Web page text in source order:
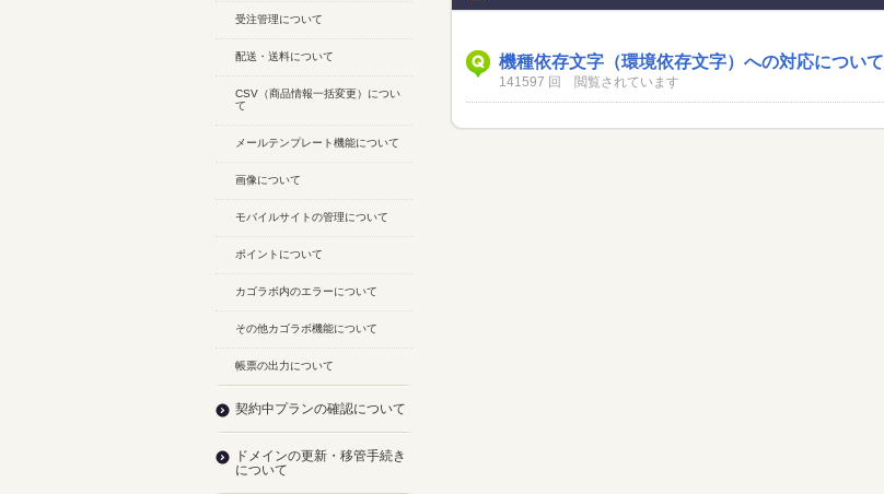
機種依存文字（環境依存文字）への対応について
141597 回 閲覧されています
受注管理について
配送・送料について
CSV（商品情報一括変更）につい
て
メールテンプレート機能について
画像について
モバイルサイトの管理について
ポイントについて
カゴラボ内のエラーについて
その他カゴラボ機能について
帳票の出力について
契約中プランの確認について
ドメインの更新・移管手続き
について